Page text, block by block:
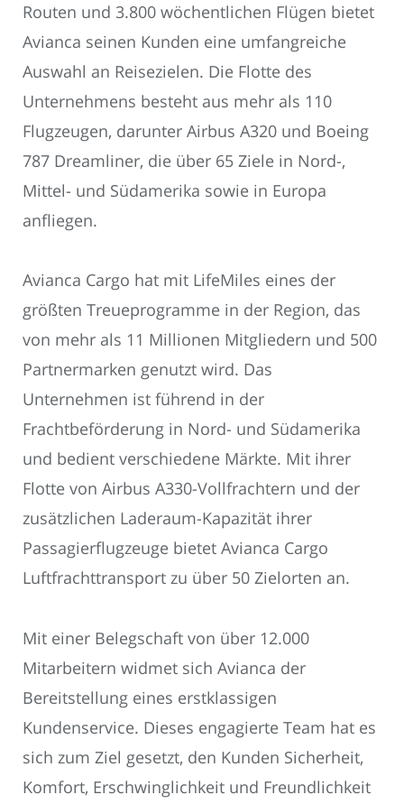
Routen und 3.800 wöchentlichen Flügen bietet
Avianca seinen Kunden eine umfangreiche
Auswahl an Reisezielen. Die Flotte des
Unternehmens besteht aus mehr als 110
Flugzeugen, darunter Airbus A320 und Boeing
787 Dreamliner, die über 65 Ziele in Nord-,
Mittel- und Südamerika sowie in Europa
anfliegen.
Avianca Cargo hat mit LifeMiles eines der
größten Treueprogramme in der Region, das
von mehr als 11 Millionen Mitgliedern und 500
Partnermarken genutzt wird. Das
Unternehmen ist führend in der
Frachtbeförderung in Nord- und Südamerika
und bedient verschiedene Märkte. Mit ihrer
Flotte von Airbus A330-Vollfrachtern und der
zusätzlichen Laderaum-Kapazität ihrer
Passagierflugzeuge bietet Avianca Cargo
Luftfrachttransport zu über 50 Zielorten an.
Mit einer Belegschaft von über 12.000
Mitarbeitern widmet sich Avianca der
Bereitstellung eines erstklassigen
Kundenservice. Dieses engagierte Team hat es
sich zum Ziel gesetzt, den Kunden Sicherheit,
Komfort, Erschwinglichkeit und Freundlichkeit